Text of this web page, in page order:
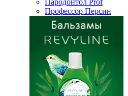
Пародонтол Prof
Профессор Персин